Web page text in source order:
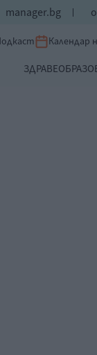
manager.bg
Календар
ЗДРАВЕ